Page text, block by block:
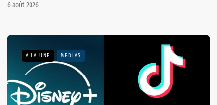
6 août 2026
A LA UNE MÉDIAS